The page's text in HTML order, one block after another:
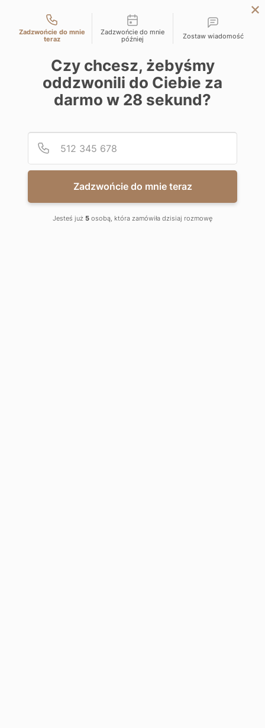
KATOWICE
WROCLAW
CRACOW
Zadzwońcie do mnie
teraz
Zadzwońcie do mnie
później
Zostaw wiadomość
Czy chcesz, żebyśmy
oddzwonili do Ciebie za
darmo w 28 sekund?
Zadzwońcie do mnie teraz
Jesteś już 5 osobą, która zamówiła dzisiaj rozmowę